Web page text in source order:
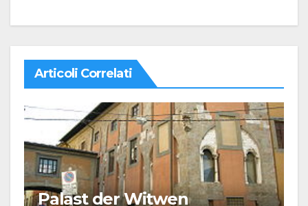
Articoli Correlati
Palast der Witwen